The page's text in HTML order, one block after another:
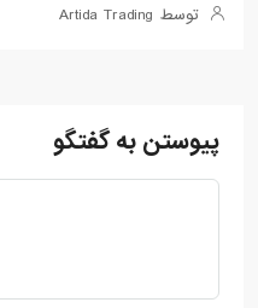
توسط Artida Trading
پیوستن به گفتگو